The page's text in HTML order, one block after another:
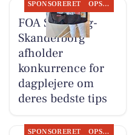
SPONSORERET OPSLAGSTAVLEN
FOA Silkeborg-
Skanderborg
afholder
konkurrence for
dagplejere om
deres bedste tips
SPONSORERET OPSLAGSTAVLEN